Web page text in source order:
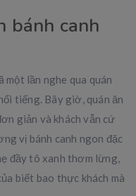
bánh canh
một lần nghe qua quán
tiếng. Bây giờ, quán ăn
giản và khách vẫn cứ
vị bánh canh ngon đặc
đầy tô xanh thơm lừng,
biết bao thực khách mà